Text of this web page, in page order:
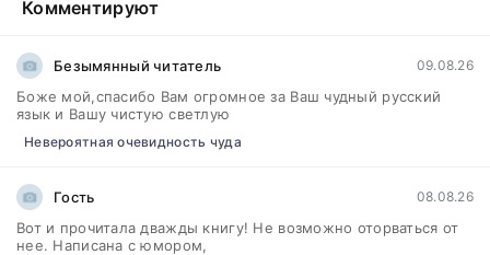
Комментируют
Безымянный читатель 09.08.26
Боже мой,спасибо Вам огромное за Ваш чудный русский
язык и Вашу чистую светлую
Невероятная очевидность чуда
Гость 08.08.26
Вот и прочитала дважды книгу! Не возможно оторваться от
нее. Написана с юмором,